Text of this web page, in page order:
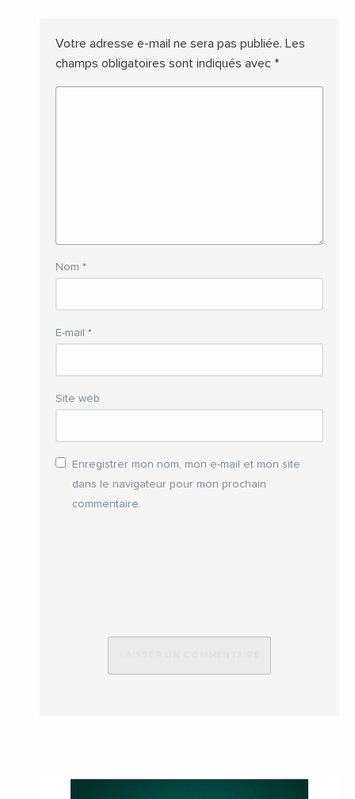
Votre adresse e-mail ne sera pas publiée. Les
champs obligatoires sont indiqués avec *
Nom *
E-mail *
Site web
Enregistrer mon nom, mon e-mail et mon site
dans le navigateur pour mon prochain
commentaire.